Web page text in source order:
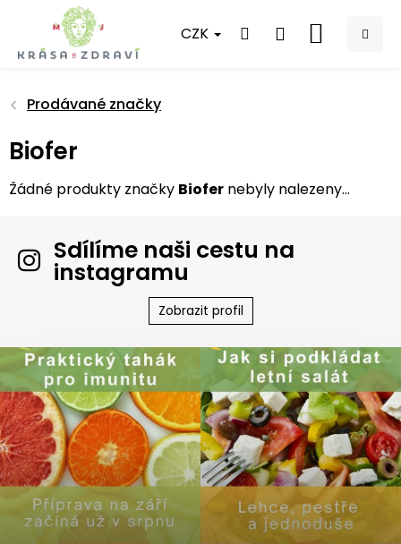
obsah
CZK
NÁKUPNÍ
Prodávané značky
Biofer
Žádné produkty značky Biofer nebyly nalezeny...
Sdílíme naši cestu na
instagramu
Zobrazit profil